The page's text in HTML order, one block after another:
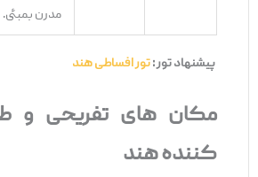
مدرن بمبئی.
پیشنهاد تور :تور افساطی هند
مکان‌ های تفریحی و
‌کننده هند